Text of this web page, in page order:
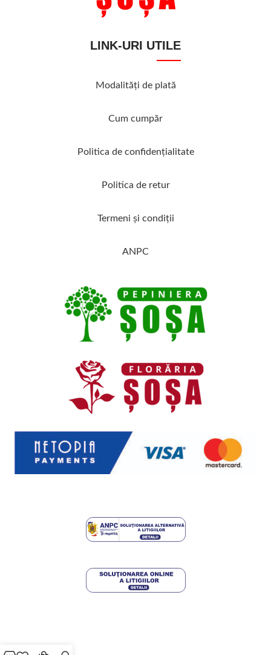
LINK-URI UTILE
Modalităţi de plată
Cum cumpăr
Politica de confidenţialitate
Politica de retur
Termeni şi condiţii
ANPC